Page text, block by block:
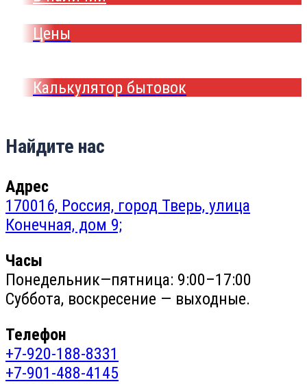
Цены
Калькулятор бытовок
Найдите нас
Адрес
170016, Россия, город Тверь, улица
Конечная, дом 9;
Часы
Понедельник—пятница: 9:00–17:00
Суббота, воскресение — выходные.
Телефон
+7-920-188-8331
+7-901-488-4145